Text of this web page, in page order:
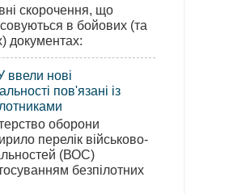
скорочення, що
в бойових (та
документах:
ввели нові
пов'язані із
оборони
перелік військово-
(ВОС)
безпілотних